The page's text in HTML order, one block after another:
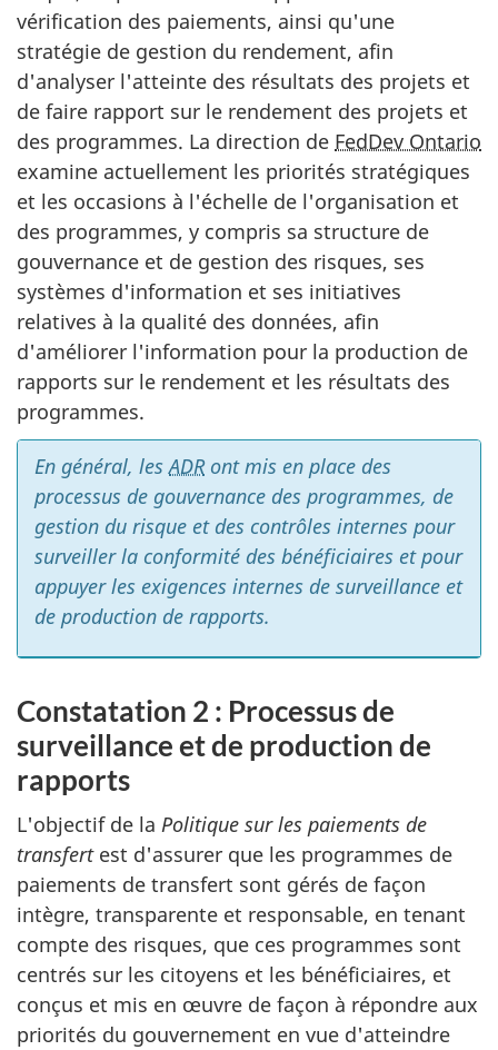
vérification des paiements, ainsi qu'une
stratégie de gestion du rendement, afin
d'analyser l'atteinte des résultats des projets et
de faire rapport sur le rendement des projets et
des programmes. La direction de FedDev Ontario
examine actuellement les priorités stratégiques
et les occasions à l'échelle de l'organisation et
des programmes, y compris sa structure de
gouvernance et de gestion des risques, ses
systèmes d'information et ses initiatives
relatives à la qualité des données, afin
d'améliorer l'information pour la production de
rapports sur le rendement et les résultats des
programmes.
En général, lesADRont mis en place des
processus de gouvernance des programmes, de
gestion du risque et des contrôles internes pour
surveiller la conformité des bénéficiaires et pour
appuyer les exigences internes de surveillance et
de production de rapports.
Constatation 2 : Processus de
surveillance et de production de
rapports
L'objectif de la Politique sur les paiements de
transfertest d'assurer que les programmes de
paiements de transfert sont gérés de façon
intègre, transparente et responsable, en tenant
compte des risques, que ces programmes sont
centrés sur les citoyens et les bénéficiaires, et
conçus et mis en œuvre de façon à répondre aux
priorités du gouvernement en vue d'atteindre